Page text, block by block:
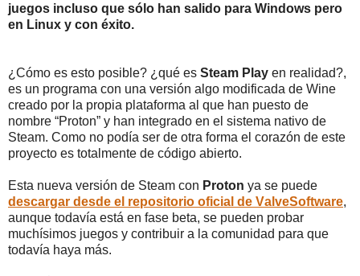
juegos incluso que sólo han salido para Windows pero
en Linux y con éxito.
¿Cómo es esto posible? ¿qué es Steam Play en realidad?,
es un programa con una versión algo modificada de Wine
creado por la propia plataforma al que han puesto de
nombre “Proton” y han integrado en el sistema nativo de
Steam. Como no podía ser de otra forma el corazón de este
proyecto es totalmente de código abierto.
Esta nueva versión de Steam con Proton ya se puede
descargar desde el repositorio oficial de ValveSoftware,
aunque todavía está en fase beta, se pueden probar
muchísimos juegos y contribuir a la comunidad para que
todavía haya más.